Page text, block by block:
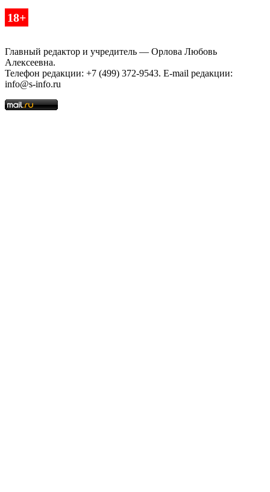
18+
Главный редактор и учредитель — Орлова Любовь
Алексеевна.
Телефон редакции: +7 (499) 372-9543. E-mail редакции:
info@s-info.ru